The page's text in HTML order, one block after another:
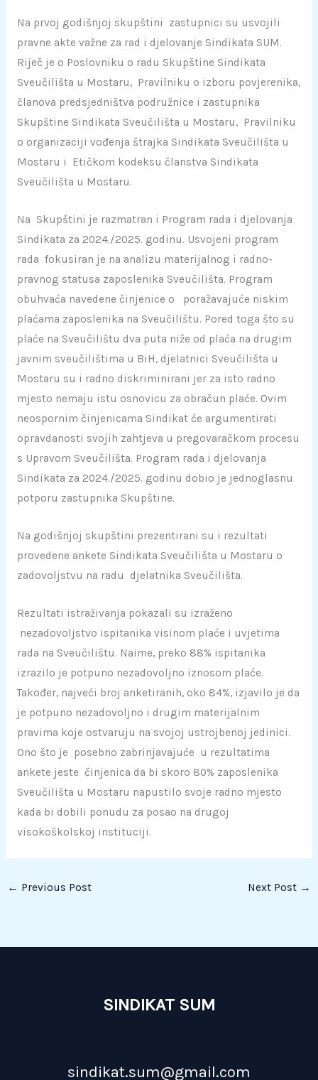
Na prvoj godišnjoj skupštini zastupnici su usvojili
pravne akte važne za rad i djelovanje Sindikata SUM.
Riječ je o Poslovniku o radu Skupštine Sindikata
Sveučilišta u Mostaru, Pravilniku o izboru povjerenika,
članova predsjedništva podružnice i zastupnika
Skupštine Sindikata Sveučilišta u Mostaru, Pravilniku
o organizaciji vođenja štrajka Sindikata Sveučilišta u
Mostaru i Etičkom kodeksu članstva Sindikata
Sveučilišta u Mostaru.
Na Skupštini je razmatran i Program rada i djelovanja
Sindikata za 2024./2025. godinu. Usvojeni program
rada fokusiran je na analizu materijalnog i radno-
pravnog statusa zaposlenika Sveučilišta. Program
obuhvaća navedene činjenice o poražavajuće niskim
plaćama zaposlenika na Sveučilištu. Pored toga što su
plaće na Sveučilištu dva puta niže od plaća na drugim
javnim sveučilištima u BiH, djelatnici Sveučilišta u
Mostaru su i radno diskriminirani jer za isto radno
mjesto nemaju istu osnovicu za obračun plaće. Ovim
neospornim činjenicama Sindikat će argumentirati
opravdanosti svojih zahtjeva u pregovaračkom procesu
s Upravom Sveučilišta. Program rada i djelovanja
Sindikata za 2024./2025. godinu dobio je jednoglasnu
potporu zastupnika Skupštine.
Na godišnjoj skupštini prezentirani su i rezultati
provedene ankete Sindikata Sveučilišta u Mostaru o
zadovoljstvu na radu djelatnika Sveučilišta.
Rezultati istraživanja pokazali su izraženo
nezadovoljstvo ispitanika visinom plaće i uvjetima
rada na Sveučilištu. Naime, preko 88% ispitanika
izrazilo je potpuno nezadovoljno iznosom plaće.
Također, najveći broj anketiranih, oko 84%, izjavilo je da
je potpuno nezadovoljno i drugim materijalnim
pravima koje ostvaruju na svojoj ustrojbenoj jedinici.
Ono što je posebno zabrinjavajuće u rezultatima
ankete jeste činjenica da bi skoro 80% zaposlenika
Sveučilišta u Mostaru napustilo svoje radno mjesto
kada bi dobili ponudu za posao na drugoj
visokoškolskoj instituciji.
← Previous Post Next Post →
SINDIKAT SUM
sindikat.sum@gmail.com